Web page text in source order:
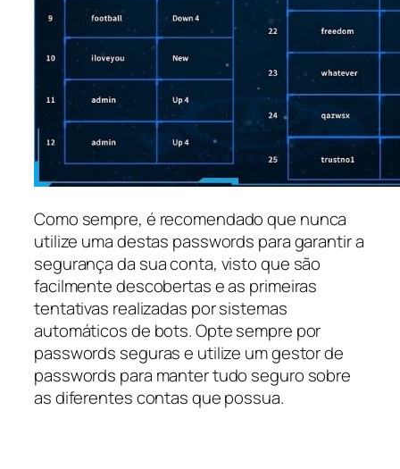
Como sempre, é recomendado que nunca
utilize uma destas passwords para garantir a
segurança da sua conta, visto que são
facilmente descobertas e as primeiras
tentativas realizadas por sistemas
automáticos de bots. Opte sempre por
passwords seguras e utilize um gestor de
passwords para manter tudo seguro sobre
as diferentes contas que possua.